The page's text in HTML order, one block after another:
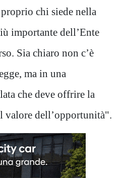
chi siede nella
importante dell’Ente
Sia chiaro non c’è
ma in una
che deve offrire la
valore dell’opportunità".